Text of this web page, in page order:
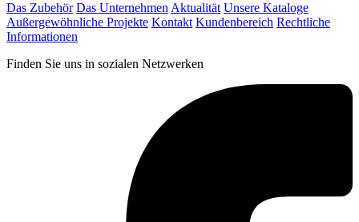
Das Zubehör Das Unternehmen Aktualität Unsere Kataloge
Außergewöhnliche Projekte Kontakt Kundenbereich Rechtliche
Informationen
Finden Sie uns in sozialen Netzwerken